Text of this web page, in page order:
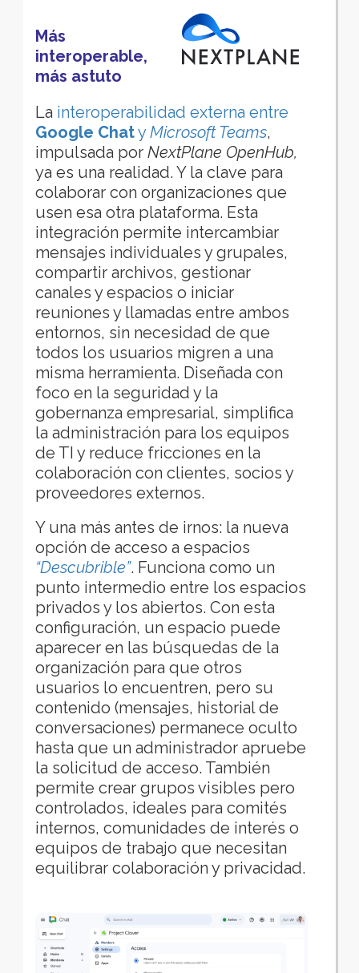
Más
interoperable,
más astuto
La interoperabilidad externa entre
Google ChatyMicrosoft Teams,
impulsada por NextPlane OpenHub,
ya es una realidad. Y la clave para
colaborar con organizaciones que
usen esa otra plataforma. Esta
integración permite intercambiar
mensajes individuales y grupales,
compartir archivos, gestionar
canales y espacios o iniciar
reuniones y llamadas entre ambos
entornos, sin necesidad de que
todos los usuarios migren a una
misma herramienta. Diseñada con
foco en la seguridad y la
gobernanza empresarial, simplifica
la administración para los equipos
de TI y reduce fricciones en la
colaboración con clientes, socios y
proveedores externos.
Y una más antes de irnos: la nueva
opción de acceso a espacios
“Descubrible”. Funciona como un
punto intermedio entre los espacios
privados y los abiertos. Con esta
configuración, un espacio puede
aparecer en las búsquedas de la
organización para que otros
usuarios lo encuentren, pero su
contenido (mensajes, historial de
conversaciones) permanece oculto
hasta que un administrador apruebe
la solicitud de acceso. También
permite crear grupos visibles pero
controlados, ideales para comités
internos, comunidades de interés o
equipos de trabajo que necesitan
equilibrar colaboración y privacidad.